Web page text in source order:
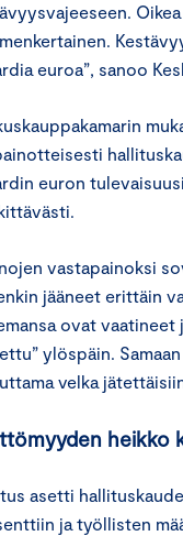
euroa”, sanoo
euron
vastapainoksi
jääneet erittäin
ovat
ylöspäin.
velka
heikko
asetti
ja työllisten